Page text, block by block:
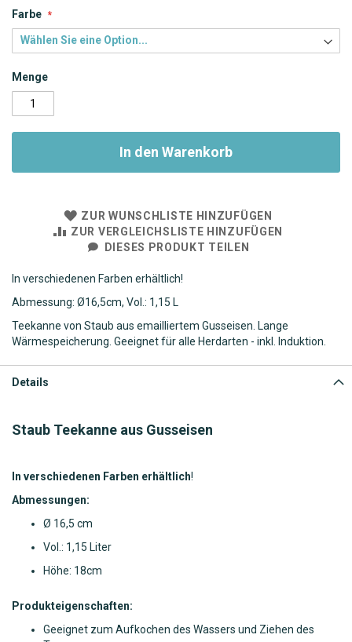
Farbe
Menge
In den Warenkorb
ZUR WUNSCHLISTE HINZUFÜGEN
ZUR VERGLEICHSLISTE HINZUFÜGEN
DIESES PRODUKT TEILEN
In verschiedenen Farben erhältlich!
Abmessung: Ø16,5cm, Vol.: 1,15 L
Teekanne von Staub aus emailliertem Gusseisen. Lange
Wärmespeicherung. Geeignet für alle Herdarten - inkl. Induktion.
Details
Staub Teekanne aus Gusseisen
In verschiedenen Farben erhältlich!
Abmessungen:
Ø 16,5 cm
Vol.: 1,15 Liter
Höhe: 18cm
Produkteigenschaften:
Geeignet zum Aufkochen des Wassers und Ziehen des